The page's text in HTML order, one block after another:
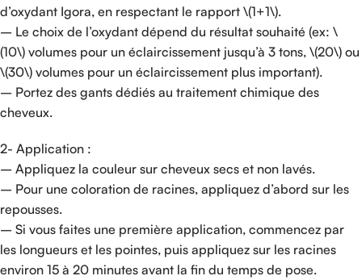
d’oxydant Igora, en respectant le rapport \(1+1\).
– Le choix de l’oxydant dépend du résultat souhaité (ex: \
(10\) volumes pour un éclaircissement jusqu’à 3 tons, \(20\) ou
\(30\) volumes pour un éclaircissement plus important).
– Portez des gants dédiés au traitement chimique des
cheveux.
2- Application :
– Appliquez la couleur sur cheveux secs et non lavés.
– Pour une coloration de racines, appliquez d’abord sur les
repousses.
– Si vous faites une première application, commencez par
les longueurs et les pointes, puis appliquez sur les racines
environ 15 à 20 minutes avant la fin du temps de pose.